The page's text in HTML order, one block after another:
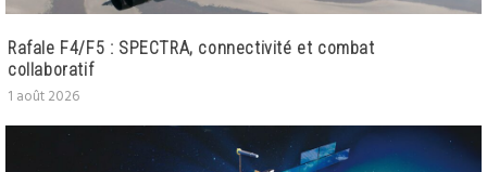
Rafale F4/F5 : SPECTRA, connectivité et combat
collaboratif
1 août 2026